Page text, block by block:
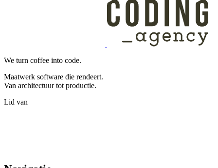
We turn coffee into code.
Maatwerk software die rendeert.
Van architectuur tot productie.
Lid van